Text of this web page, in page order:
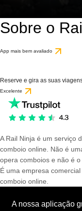
Sobre o
App mais bem avaliado
Reserve e gira as suas
Excelente
A Rail Ninja é um serviço
comboio online. Não é
opera comboios e não é
É uma empresa
comboio online.
A nossa aplicação